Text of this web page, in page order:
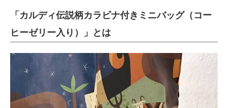
ちょっと気になるネットの話題
「カルディ伝説柄カラビナ付きミニバッグ（コー
ヒーゼリー入り）」とは